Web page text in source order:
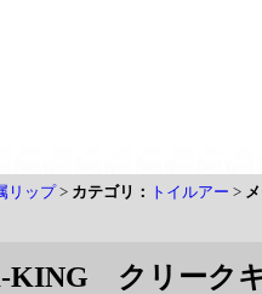
リップ> カテゴリ： トイルアー >
KING クリーク